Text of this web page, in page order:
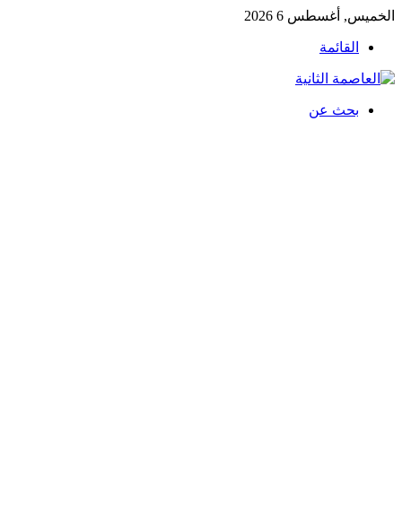
الخميس, أغسطس 6 2026
القائمة
بحث عن